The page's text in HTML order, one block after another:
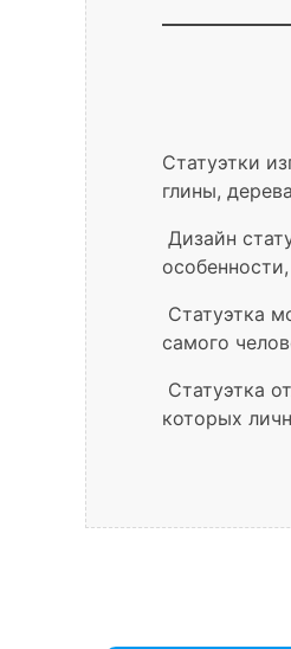
Статуэтки
глины,
Дизайн
Статуэтка
самого
Статуэтка
которых